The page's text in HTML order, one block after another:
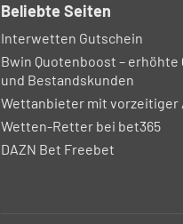
Beliebte Seiten
Interwetten Gutschein
Bwin Quotenboost –
und Bestandskunden
Wettanbieter mit vorzeitiger
Wetten-Retter bei bet365
DAZN Bet Freebet